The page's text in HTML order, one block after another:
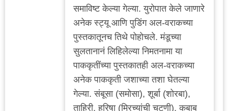
समाविष्ट केल्या गेल्या. युरोपात केले जाणारे
अनेक स्ट्यू आणि पुडिंग अल-वराकच्या
पुस्तकातूनच तिथे पोहोचले. मंडूच्या
सुलतानानं लिहिलेल्या निमतनामा या
पाककृतींच्या पुस्तकातही अल-वराकच्या
अनेक पाककृती जशाच्या तशा घेतल्या
गेल्या. संबूसा (समोसा), शूर्बा (शोरबा),
ताहिरी, हरिषा (मिरच्यांची चटणी), कबाब